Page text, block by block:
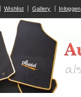
Wishlist Gallery Inloggen